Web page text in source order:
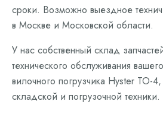
сроки. Возможно выездное
в Москве и Московской области.
У нас собственный склад
технического обслуживания
вилочного погрузчика Hyster ТО-
складской и погрузочной техники.